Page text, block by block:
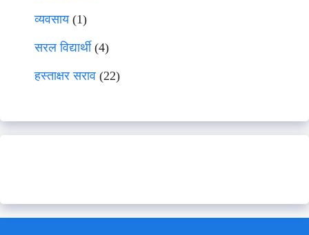
व्यवसाय(1)
सरल विद्यार्थी(4)
हस्ताक्षर सराव (22)